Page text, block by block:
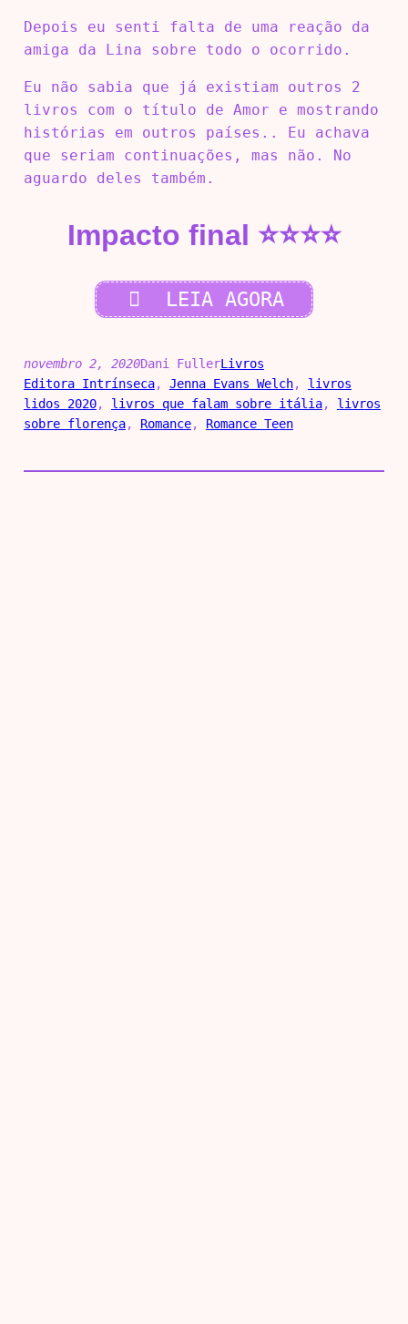
Depois eu senti falta de uma reação da
amiga da Lina sobre todo o ocorrido.
Eu não sabia que já existiam outros 2
livros com o título de Amor e mostrando
histórias em outros países.. Eu achava
que seriam continuações, mas não. No
aguardo deles também.
Impacto final ⭐⭐⭐⭐
LEIA AGORA
novembro 2, 2020Dani FullerLivros
Editora Intrínseca, Jenna Evans Welch, livros
lidos 2020, livros que falam sobre itália, livros
sobre florença, Romance, Romance Teen